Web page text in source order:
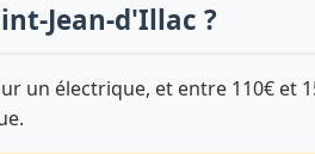
Jean-d'Illac ?
un électrique, et entre 110€ et